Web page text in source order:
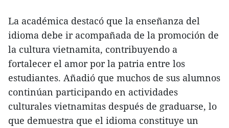
La académica destacó que la enseñanza del
idioma debe ir acompañada de la promoción de
la cultura vietnamita, contribuyendo a
fortalecer el amor por la patria entre los
estudiantes. Añadió que muchos de sus alumnos
continúan participando en actividades
culturales vietnamitas después de graduarse, lo
que demuestra que el idioma constituye un